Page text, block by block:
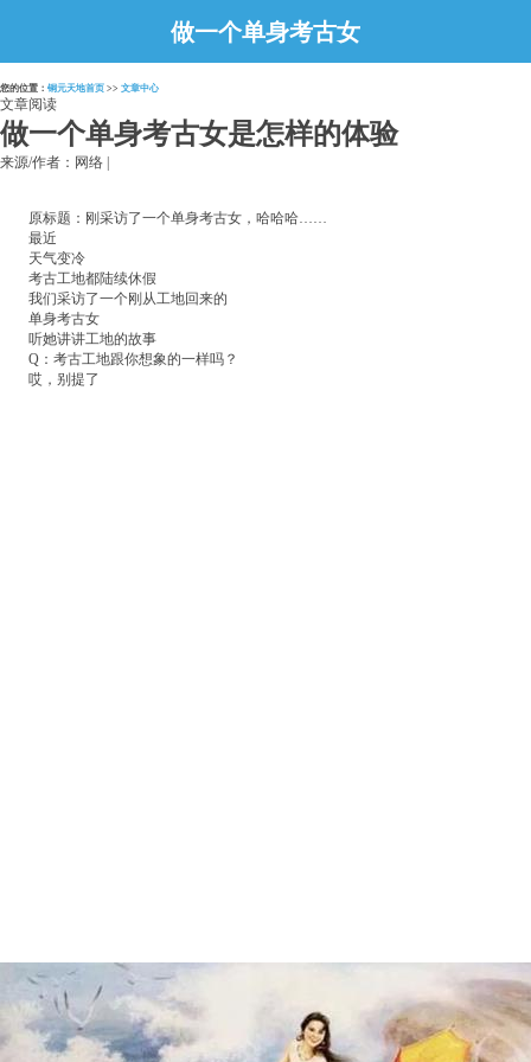
做一个单身考古女
是怎样的体验
您的位置： 铜元天地首页 >> 文章中心
文章阅读
做一个单身考古女是怎样的体验
来源/作者：网络 |
原标题：刚采访了一个单身考古女，哈哈哈……
最近
天气变冷
考古工地都陆续休假
我们采访了一个刚从工地回来的
单身考古女
听她讲讲工地的故事
Q：考古工地跟你想象的一样吗？
哎，别提了